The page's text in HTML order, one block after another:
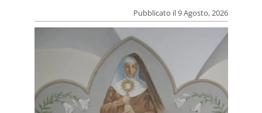
Pubblicato il 9 Agosto, 2026